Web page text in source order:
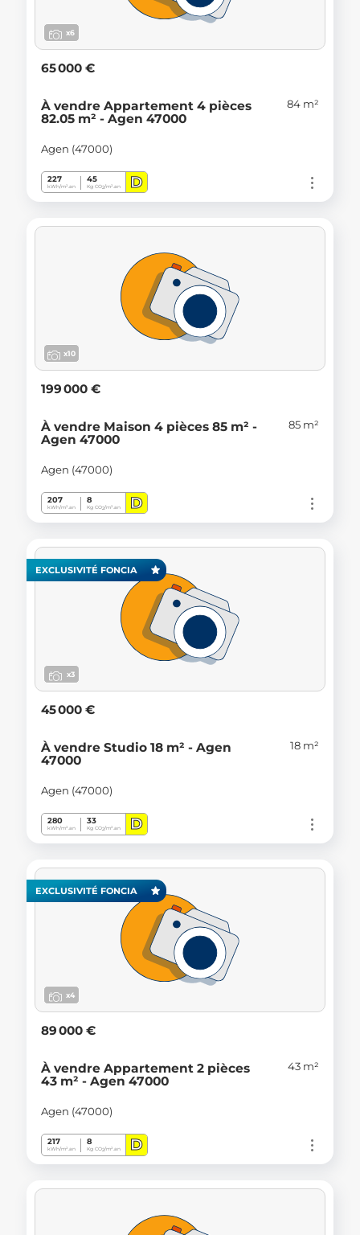
x6
65 000 €
À vendre Appartement 4 pièces
82.05 m² - Agen 47000
84 m²
Agen (47000)
227
kWh/m².an
45
Kg CO2/m².an D
x10
199 000 €
À vendre Maison 4 pièces 85 m² -
Agen 47000
85 m²
Agen (47000)
207
kWh/m².an
8
Kg CO2/m².an D
EXCLUSIVITÉ FONCIA
x3
45 000 €
À vendre Studio 18 m² - Agen
47000
18 m²
Agen (47000)
280
kWh/m².an
33
Kg CO2/m².an D
EXCLUSIVITÉ FONCIA
x4
89 000 €
À vendre Appartement 2 pièces
43 m² - Agen 47000
43 m²
Agen (47000)
217
kWh/m².an
8
Kg CO2/m².an D